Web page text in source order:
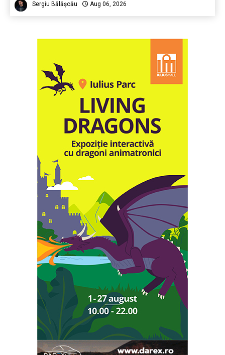
Sergiu Bălășcău Aug 06, 2026